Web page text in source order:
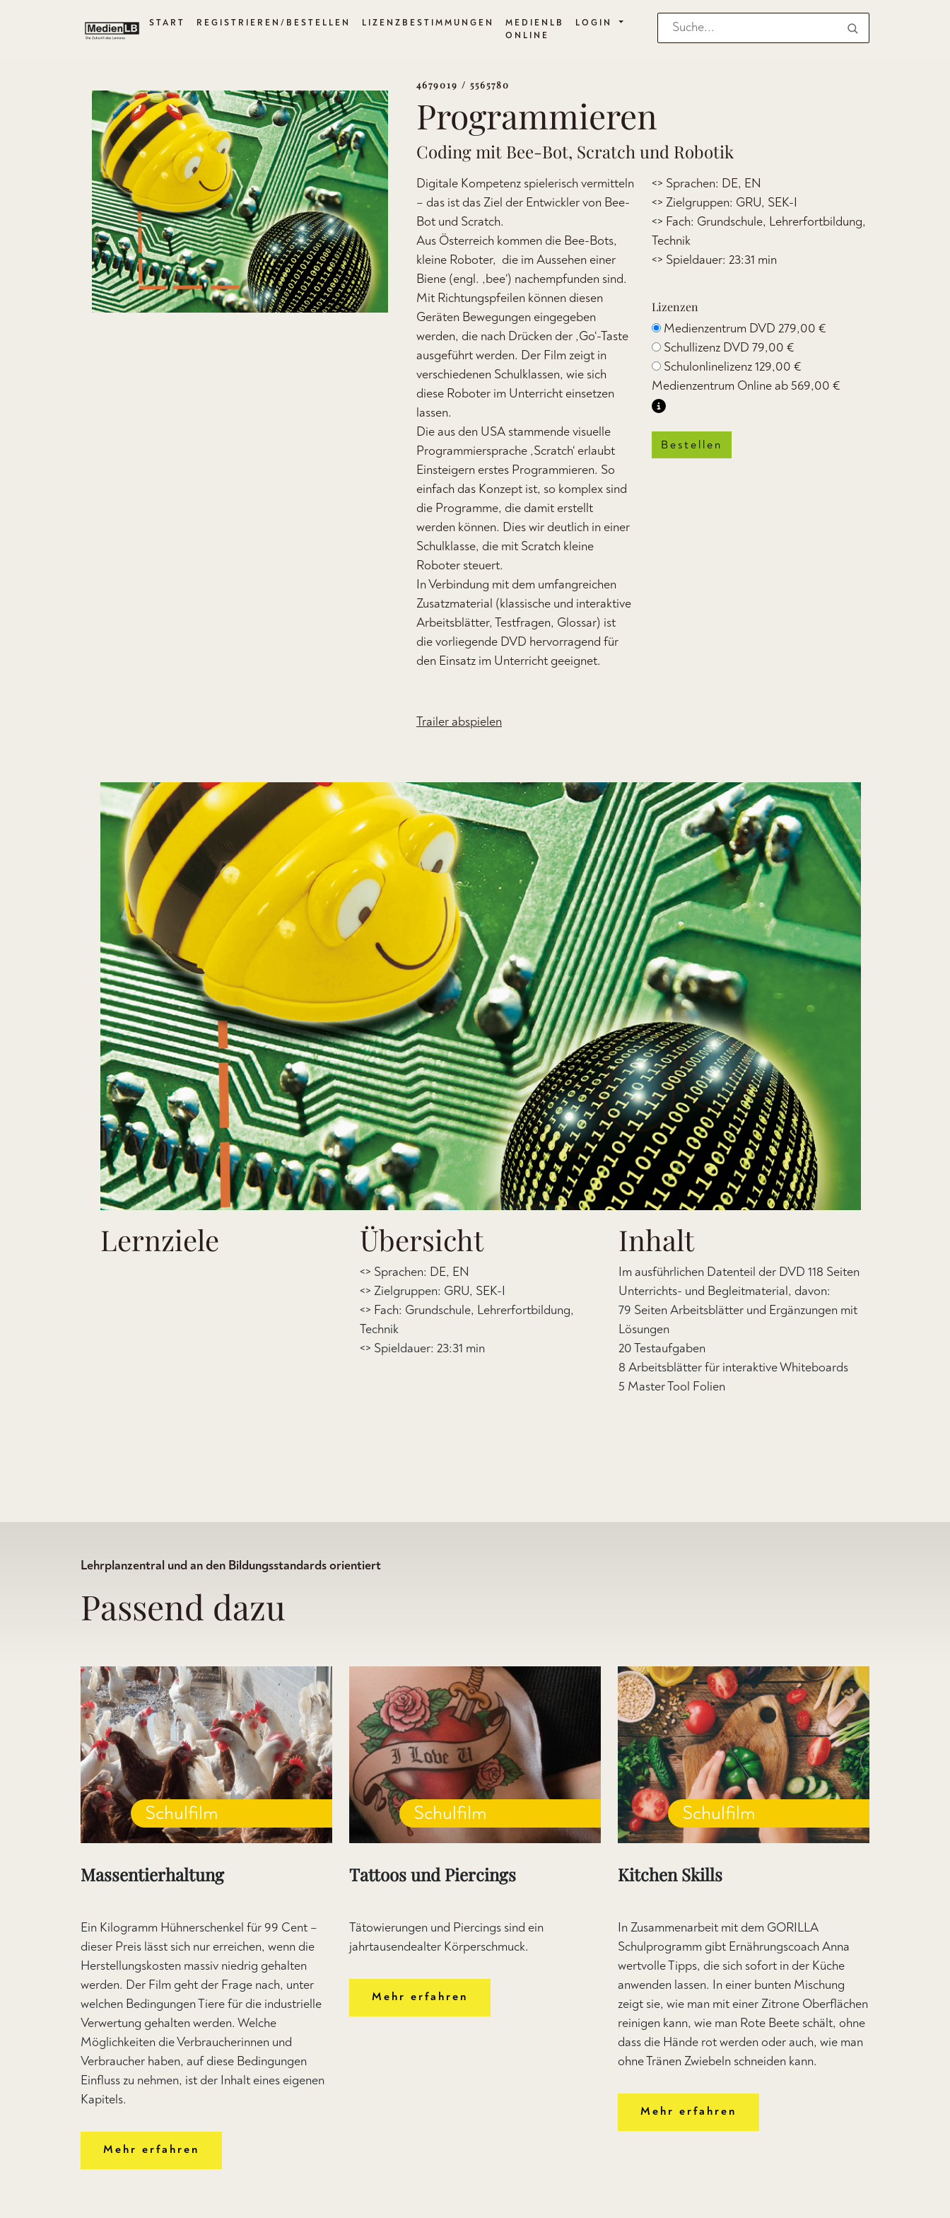
START REGISTRIEREN/BESTELLEN LIZENZBESTIMMUNGEN
MEDIENLB
ONLINE
LOGIN
4679019 / 5565780
Programmieren
Coding mit Bee-Bot, Scratch und Robotik
Digitale Kompetenz spielerisch vermitteln
– das ist das Ziel der Entwickler von Bee-
Bot und Scratch.
Aus Österreich kommen die Bee-Bots,
kleine Roboter, die im Aussehen einer
Biene (engl. ‚bee‘) nachempfunden sind.
Mit Richtungspfeilen können diesen
Geräten Bewegungen eingegeben
werden, die nach Drücken der ‚Go‘-Taste
ausgeführt werden. Der Film zeigt in
verschiedenen Schulklassen, wie sich
diese Roboter im Unterricht einsetzen
lassen.
Die aus den USA stammende visuelle
Programmiersprache ‚Scratch‘ erlaubt
Einsteigern erstes Programmieren. So
einfach das Konzept ist, so komplex sind
die Programme, die damit erstellt
werden können. Dies wir deutlich in einer
Schulklasse, die mit Scratch kleine
Roboter steuert.
In Verbindung mit dem umfangreichen
Zusatzmaterial (klassische und interaktive
Arbeitsblätter, Testfragen, Glossar) ist
die vorliegende DVD hervorragend für
den Einsatz im Unterricht geeignet.
Trailer abspielen
<> Sprachen: DE, EN
<> Zielgruppen: GRU, SEK-I
<> Fach: Grundschule, Lehrerfortbildung,
Technik
<> Spieldauer: 23:31 min
Lizenzen
Medienzentrum DVD 279,00 €
Schullizenz DVD 79,00 €
Schulonlinelizenz129,00 €
Medienzentrum Online ab569,00 €
Bestellen
Lernziele Übersicht
<> Sprachen: DE, EN
<> Zielgruppen: GRU, SEK-I
<> Fach: Grundschule, Lehrerfortbildung,
Technik
<> Spieldauer: 23:31 min
Inhalt
Im ausführlichen Datenteil der DVD 118 Seiten
Unterrichts- und Begleitmaterial, davon:
79 Seiten Arbeitsblätter und Ergänzungen mit
Lösungen
20 Testaufgaben
8 Arbeitsblätter für interaktive Whiteboards
5 Master Tool Folien
Lehrplanzentral und an den Bildungsstandards orientiert
Passend dazu
Schulfilm
Massentierhaltung
Ein Kilogramm Hühnerschenkel für 99 Cent –
dieser Preis lässt sich nur erreichen, wenn die
Herstellungskosten massiv niedrig gehalten
werden. Der Film geht der Frage nach, unter
welchen Bedingungen Tiere für die industrielle
Verwertung gehalten werden. Welche
Möglichkeiten die Verbraucherinnen und
Verbraucher haben, auf diese Bedingungen
Einfluss zu nehmen, ist der Inhalt eines eigenen
Kapitels.
Mehr erfahren
Schulfilm
Tattoos und Piercings
Tätowierungen und Piercings sind ein
jahrtausendealter Körperschmuck.
Mehr erfahren
Schulfilm
Kitchen Skills
In Zusammenarbeit mit dem GORILLA
Schulprogramm gibt Ernährungscoach Anna
wertvolle Tipps, die sich sofort in der Küche
anwenden lassen. In einer bunten Mischung
zeigt sie, wie man mit einer Zitrone Oberflächen
reinigen kann, wie man Rote Beete schält, ohne
dass die Hände rot werden oder auch, wie man
ohne Tränen Zwiebeln schneiden kann.
Mehr erfahren